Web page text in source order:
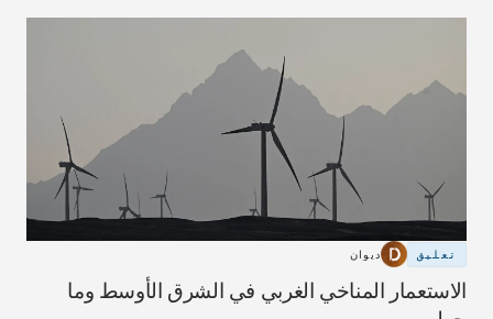
تعليق ديوان
الاستعمار المناخي الغربي في الشرق الأوسط وما